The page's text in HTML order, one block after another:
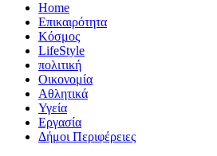
Home
Επικαιρότητα
Κόσμος
LifeStyle
πολιτική
Οικονομία
Αθλητικά
Υγεία
Εργασία
Δήμοι Περιφέρειες